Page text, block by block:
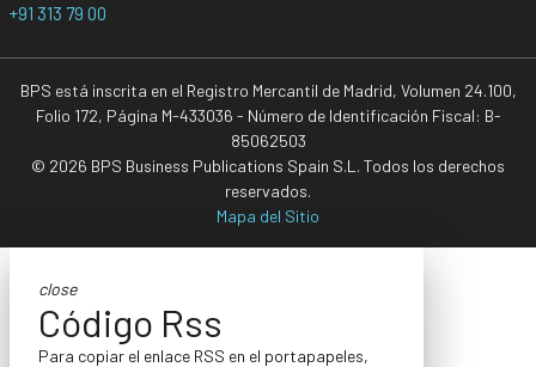
+91 313 79 00
BPS está inscrita en el Registro Mercantil de Madrid, Volumen 24.100,
Folio 172, Página M-433036 - Número de Identificación Fiscal: B-
85062503
© 2026 BPS Business Publications Spain S.L. Todos los derechos
reservados.
Mapa del Sitio
close
Código Rss
Para copiar el enlace RSS en el portapapeles,